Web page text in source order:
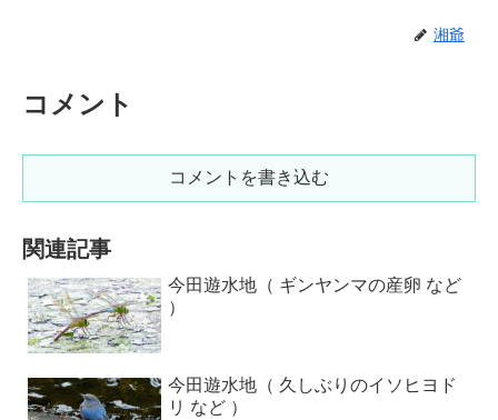
湘爺
コメント
コメントを書き込む
関連記事
今田遊水地（ ギンヤンマの産卵 など
）
今田遊水地（ 久しぶりのイソヒヨド
リ など ）